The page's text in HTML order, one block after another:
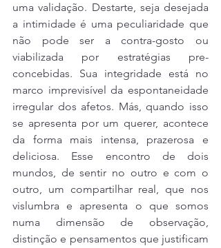
uma validação. Destarte, seja desejada
a intimidade é uma peculiaridade que
não pode ser a contra-gosto ou
viabilizada por estratégias pre-
concebidas. Sua integridade está no
marco imprevisível da espontaneidade
irregular dos afetos. Más, quando isso
se apresenta por um querer, acontece
da forma mais intensa, prazerosa e
deliciosa. Esse encontro de dois
mundos, de sentir no outro e com o
outro, um compartilhar real, que nos
vislumbra e apresenta o que somos
numa dimensão de observação,
distinção e pensamentos que justificam